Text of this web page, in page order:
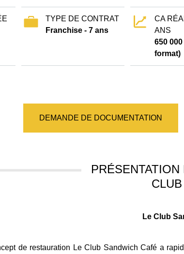
TYPE DE CONTRAT
Franchise - 7 ans
CA
ANS
650
format)
DEMANDE DE DOCUMENTATION
Le Club
de restauration Le Club Sandwich Café a